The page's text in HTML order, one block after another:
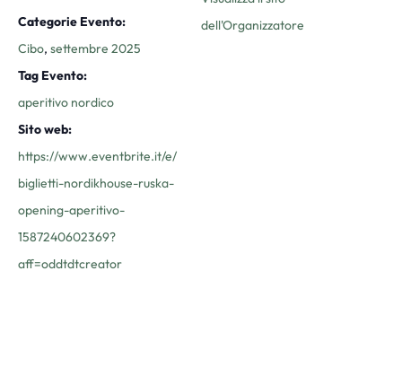
Categorie Evento:
Cibo, settembre 2025
Tag Evento:
aperitivo nordico
Sito web:
https://www.eventbrite.it/e/
biglietti-nordikhouse-ruska-
opening-aperitivo-
1587240602369?
aff=oddtdtcreator
dell'Organizzatore